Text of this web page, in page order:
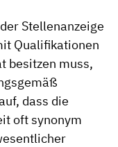
Stellenanzeige
Qualifikationen
besitzen muss,
dass die
oft synonym